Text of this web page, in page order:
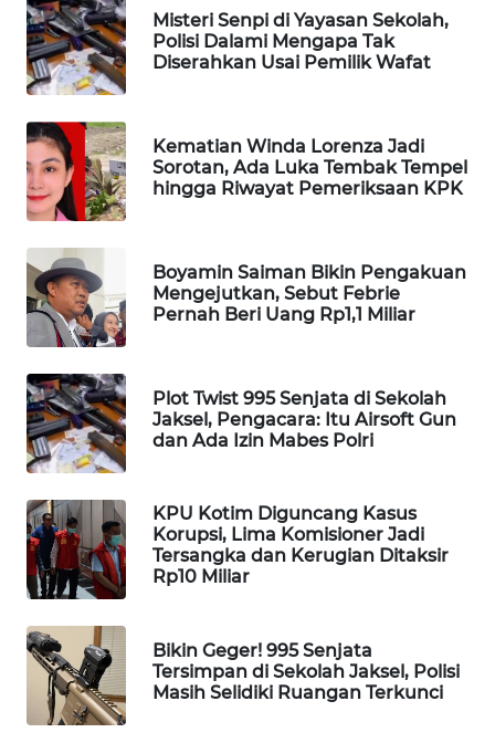
Misteri Senpi di Yayasan Sekolah,
Polisi Dalami Mengapa Tak
Diserahkan Usai Pemilik Wafat
Kematian Winda Lorenza Jadi
Sorotan, Ada Luka Tembak Tempel
hingga Riwayat Pemeriksaan KPK
Boyamin Saiman Bikin Pengakuan
Mengejutkan, Sebut Febrie
Pernah Beri Uang Rp1,1 Miliar
Plot Twist 995 Senjata di Sekolah
Jaksel, Pengacara: Itu Airsoft Gun
dan Ada Izin Mabes Polri
KPU Kotim Diguncang Kasus
Korupsi, Lima Komisioner Jadi
Tersangka dan Kerugian Ditaksir
Rp10 Miliar
Bikin Geger! 995 Senjata
Tersimpan di Sekolah Jaksel, Polisi
Masih Selidiki Ruangan Terkunci
LIKUPANG
WN
LABUANBAJO
WN
BORNEO
Media
Group
WAHANA
NEWS
WAHANA
TANI
ADVOKAT
WAHANA
INFRASTRUKTUR
WAHANA
KONSUMEN
WAHANA